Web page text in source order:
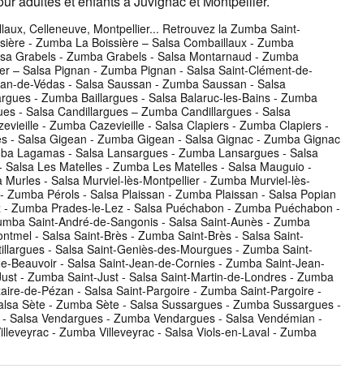
Celleneuve, Montpellier... Retrouvez la Zumba Saint-
- Zumba La Boissière – Salsa Combaillaux - Zumba
Grabels - Zumba Grabels - Salsa Montarnaud - Zumba
– Salsa Pignan - Zumba Pignan - Salsa Saint-Clément-de-
de-Védas - Salsa Saussan - Zumba Saussan - Salsa
- Zumba Baillargues - Salsa Balaruc-les-Bains - Zumba
- Salsa Candillargues – Zumba Candillargues - Salsa
- Zumba Cazevieille - Salsa Clapiers - Zumba Clapiers -
Salsa Gigean - Zumba Gigean - Salsa Gignac - Zumba Gignac
Lagamas - Salsa Lansargues - Zumba Lansargues - Salsa
Les Matelles - Zumba Les Matelles - Salsa Mauguio -
- Salsa Murviel-lès-Montpellier - Zumba Murviel-lès-
Pérols - Salsa Plaissan - Zumba Plaissan - Salsa Popian
Zumba Prades-le-Lez - Salsa Puéchabon - Zumba Puéchabon -
Saint-André-de-Sangonis - Salsa Saint-Aunès - Zumba
- Salsa Saint-Brès - Zumba Saint-Brès - Salsa Saint-
- Salsa Saint-Geniès-des-Mourgues - Zumba Saint-
Beauvoir - Salsa Saint-Jean-de-Cornies - Zumba Saint-Jean-
- Zumba Saint-Just - Salsa Saint-Martin-de-Londres - Zumba
de-Pézan - Salsa Saint-Pargoire - Zumba Saint-Pargoire -
Sète - Zumba Sète - Salsa Sussargues - Zumba Sussargues -
Vendargues - Zumba Vendargues - Salsa Vendémian -
- Zumba Villeveyrac - Salsa Viols-en-Laval - Zumba